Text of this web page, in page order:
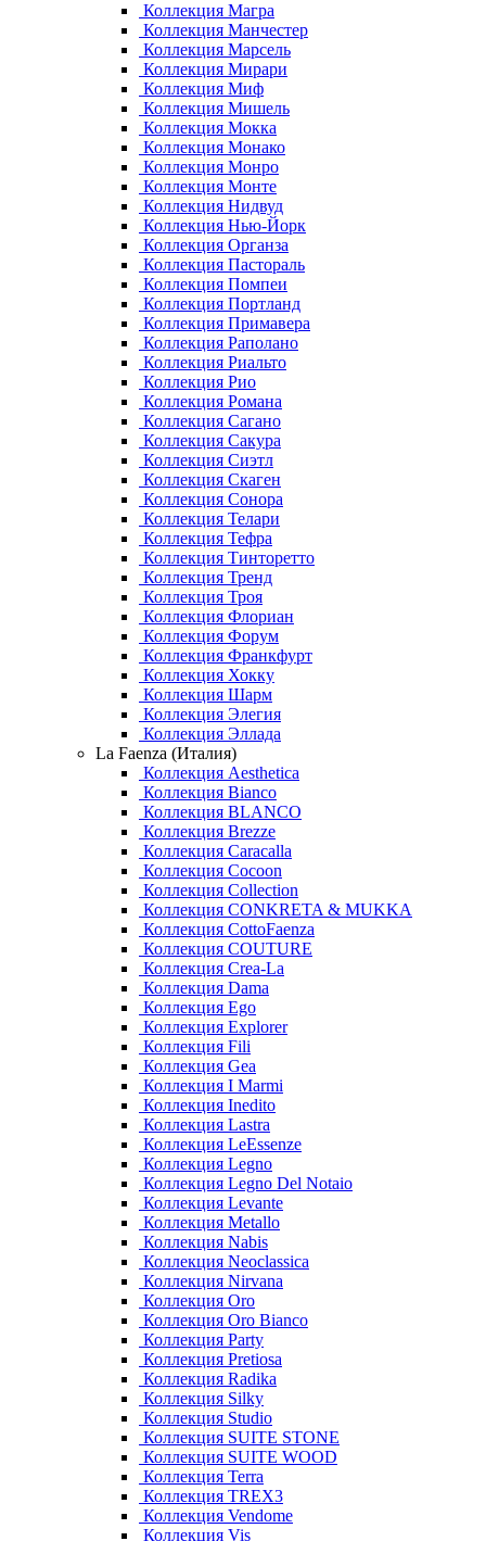
Коллекция Магра
Коллекция Манчестер
Коллекция Марсель
Коллекция Мирари
Коллекция Миф
Коллекция Мишель
Коллекция Мокка
Коллекция Монако
Коллекция Монро
Коллекция Монте
Коллекция Нидвуд
Коллекция Нью-Йорк
Коллекция Органза
Коллекция Пастораль
Коллекция Помпеи
Коллекция Портланд
Коллекция Примавера
Коллекция Раполано
Коллекция Риальто
Коллекция Рио
Коллекция Романа
Коллекция Сагано
Коллекция Сакура
Коллекция Сиэтл
Коллекция Скаген
Коллекция Сонора
Коллекция Телари
Коллекция Тефра
Коллекция Тинторетто
Коллекция Тренд
Коллекция Троя
Коллекция Флориан
Коллекция Форум
Коллекция Франкфурт
Коллекция Хокку
Коллекция Шарм
Коллекция Элегия
Коллекция Эллада
La Faenza (Италия)
Коллекция Aesthetica
Коллекция Bianco
Коллекция BLANCO
Коллекция Brezze
Коллекция Caracalla
Коллекция Cocoon
Коллекция Collection
Коллекция CONKRETA & MUKKA
Коллекция CottoFaenza
Коллекция COUTURE
Коллекция Crea-La
Коллекция Dama
Коллекция Ego
Коллекция Explorer
Коллекция Fili
Коллекция Gea
Коллекция I Marmi
Коллекция Inedito
Коллекция Lastra
Коллекция LeEssenze
Коллекция Legno
Коллекция Legno Del Notaio
Коллекция Levante
Коллекция Metallo
Коллекция Nabis
Коллекция Neoclassica
Коллекция Nirvana
Коллекция Oro
Коллекция Oro Bianco
Коллекция Party
Коллекция Pretiosa
Коллекция Radika
Коллекция Silky
Коллекция Studio
Коллекция SUITE STONE
Коллекция SUITE WOOD
Коллекция Terra
Коллекция TREX3
Коллекция Vendome
Коллекция Vis